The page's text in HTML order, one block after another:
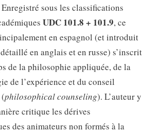
Enregistré sous les classifications
UDC 101.8 + 101.9, ce
en espagnol (et introduit
en anglais et en russe) s’inscrit
de la philosophie appliquée, de la
de l’expérience et du conseil
philosophical counseling). L’auteur y
critique les dérives
des animateurs non formés à la